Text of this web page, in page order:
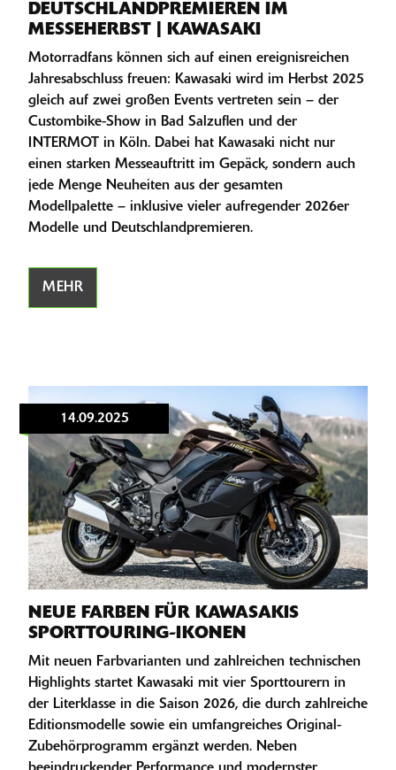
DEUTSCHLANDPREMIEREN IM
MESSEHERBST | KAWASAKI
Motorradfans können sich auf einen ereignisreichen
Jahresabschluss freuen: Kawasaki wird im Herbst 2025
gleich auf zwei großen Events vertreten sein – der
Custombike-Show in Bad Salzuflen und der
INTERMOT in Köln. Dabei hat Kawasaki nicht nur
einen starken Messeauftritt im Gepäck, sondern auch
jede Menge Neuheiten aus der gesamten
Modellpalette – inklusive vieler aufregender 2026er
Modelle und Deutschlandpremieren.
MEHR
14.09.2025
NEUE FARBEN FÜR KAWASAKIS
SPORTTOURING-IKONEN
Mit neuen Farbvarianten und zahlreichen technischen
Highlights startet Kawasaki mit vier Sporttourern in
der Literklasse in die Saison 2026, die durch zahlreiche
Editionsmodelle sowie ein umfangreiches Original-
Zubehörprogramm ergänzt werden. Neben